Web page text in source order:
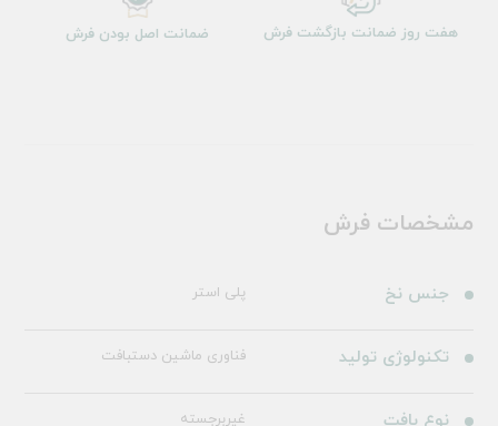
هفت روز ضمانت بازگشت فرش ضمانت اصل بودن فرش
مشخصات فرش
جنس نخ پلی استر
تکنولوژی تولید فناوری ماشین دستبافت
نوع بافت غیربرجسته